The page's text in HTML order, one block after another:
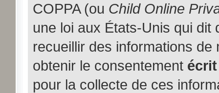
COPPA (ou Child Online
une loi aux États-Unis qui
recueillir des informations
obtenir le consentement écrit
pour la collecte de ces